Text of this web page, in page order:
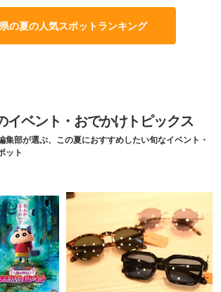
の夏の人気スポットランキング
イベント・おでかけトピックス
集部が選ぶ、この夏におすすめしたい旬なイベント・
ット